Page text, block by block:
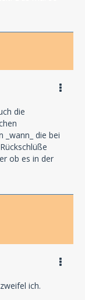
die
_wann_ die bei
ob es in der
ich.